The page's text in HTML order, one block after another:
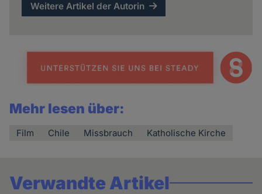
Weitere Artikel der Autorin
Mehr lesen über:
Film Chile Missbrauch Katholische Kirche
Verwandte Artikel